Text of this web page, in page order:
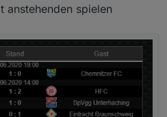
anstehenden spielen